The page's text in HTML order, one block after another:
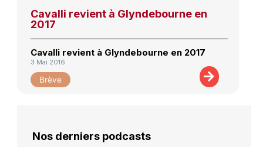
Cavalli revient à Glyndebourne en
2017
Cavalli revient à Glyndebourne en 2017
3 Mai 2016
Brève
Nos derniers podcasts